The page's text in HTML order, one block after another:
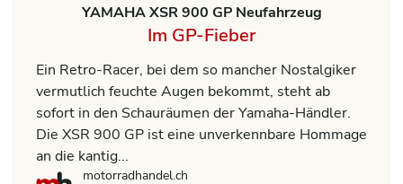
YAMAHA XSR 900 GP Neufahrzeug
Im GP-Fieber
Ein Retro-Racer, bei dem so mancher Nostalgiker
vermutlich feuchte Augen bekommt, steht ab
sofort in den Schauräumen der Yamaha-Händler.
Die XSR 900 GP ist eine unverkennbare Hommage
an die kantig...
motorradhandel.ch
motorradhandel.ch